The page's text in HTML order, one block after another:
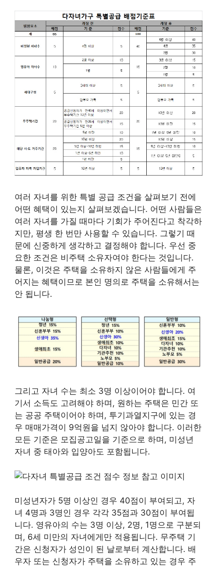
여러 자녀를 위한 특별 공급 조건을 살펴보기 전에
어떤 혜택이 있는지 살펴보겠습니다. 어떤 사람들은
여러 자녀를 가질 때마다 기회가 주어진다고 착각하
지만, 평생 한 번만 사용할 수 있습니다. 그렇기 때
문에 신중하게 생각하고 결정해야 합니다. 우선 중
요한 조건은 비주택 소유자여야 한다는 것입니다.
물론, 이것은 주택을 소유하지 않은 사람들에게 주
어지는 혜택이므로 본인 명의로 주택을 소유해서는
안 됩니다.
그리고 자녀 수는 최소 3명 이상이어야 합니다. 여
기서 소득도 고려해야 하며, 원하는 주택은 민간 또
는 공공 주택이어야 하며, 투기과열지구에 있는 경
우 매매가격이 9억원을 넘지 않아야 합니다. 이러한
모든 기준은 모집공고일을 기준으로 하며, 미성년
자녀 중 태아와 입양아도 포함됩니다.
미성년자가 5명 이상인 경우 40점이 부여되고, 자
녀 4명과 3명인 경우 각각 35점과 30점이 부여됩
니다. 영유아의 수는 3명 이상, 2명, 1명으로 구분되
며, 6세 미만의 자녀에게만 적용됩니다. 무주택 기
간은 신청자가 성인이 된 날로부터 계산합니다. 배
우자 또는 신청자가 주택을 소유하고 있는 경우 주